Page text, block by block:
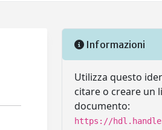
Informazioni
Utilizza questo
citare o creare un
documento:
https://